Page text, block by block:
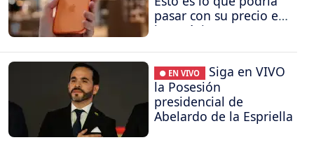
pasar con su precio en
los próximos meses
● EN VIVO
Siga en VIVO
la Posesión
presidencial de
Abelardo de la Espriella